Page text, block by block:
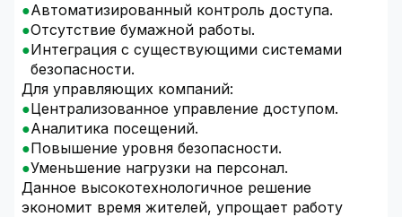
Автоматизированный контроль доступа.
Отсутствие бумажной работы.
Интеграция с существующими системами
безопасности.
Для управляющих компаний:
Централизованное управление доступом.
Аналитика посещений.
Повышение уровня безопасности.
Уменьшение нагрузки на персонал.
Данное высокотехнологичное решение
экономит время жителей, упрощает работу